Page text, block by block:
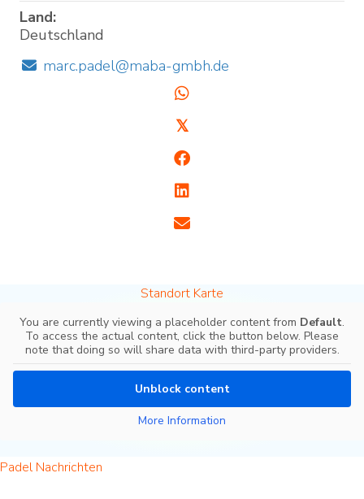
Land:
Deutschland
marc.padel@maba-gmbh.de
𝕏
Standort Karte
You are currently viewing a placeholder content from Default.
To access the actual content, click the button below. Please
note that doing so will share data with third-party providers.
Unblock content
More Information
Padel Nachrichten